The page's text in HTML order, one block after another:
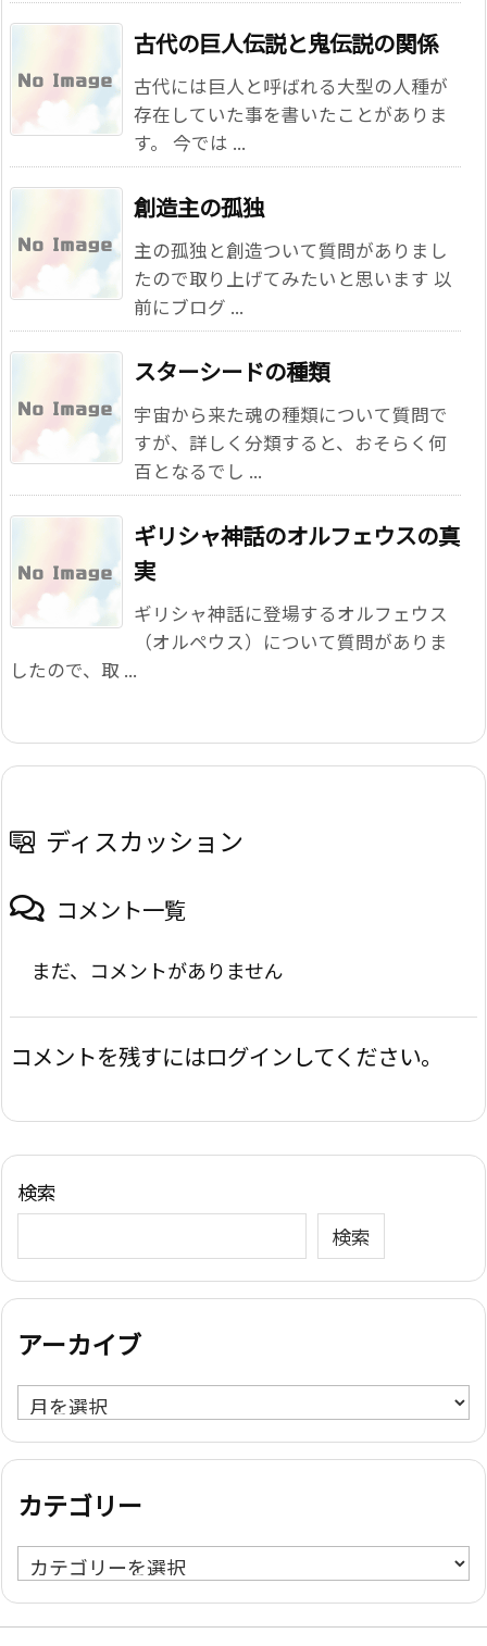
古代の巨人伝説と鬼伝説の関係
古代には巨人と呼ばれる大型の人種が
存在していた事を書いたことがありま
す。 今では ...
創造主の孤独
主の孤独と創造ついて質問がありまし
たので取り上げてみたいと思います 以
前にブログ ...
スターシードの種類
宇宙から来た魂の種類について質問で
すが、詳しく分類すると、おそらく何
百となるでし ...
ギリシャ神話のオルフェウスの真
実
ギリシャ神話に登場するオルフェウス
（オルペウス）について質問がありま
したので、取 ...
ディスカッション
コメント一覧
まだ、コメントがありません
コメントを残すにはログインしてください。
検索
検索
アーカイブ
ア
ー
カ
ブ
カテゴリー
カ
テ